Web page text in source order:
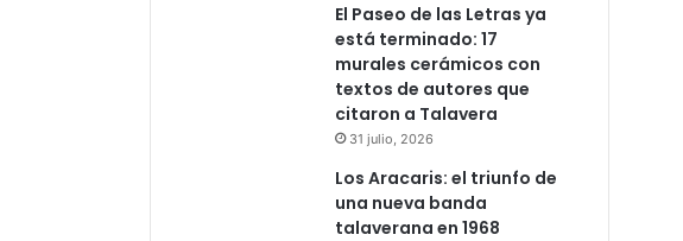
El Paseo de las Letras ya
está terminado: 17
murales cerámicos con
textos de autores que
citaron a Talavera
31 julio, 2026
Los Aracaris: el triunfo de
una nueva banda
talaverana en 1968